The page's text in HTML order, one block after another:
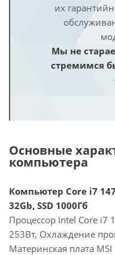
их
Мы не
стремимся
Основные
компьютера
Компьютер Core i7
32Gb, SSD 1000Гб
Процессор Intel Core i7
253Вт, Охлаждение
Материнская плата